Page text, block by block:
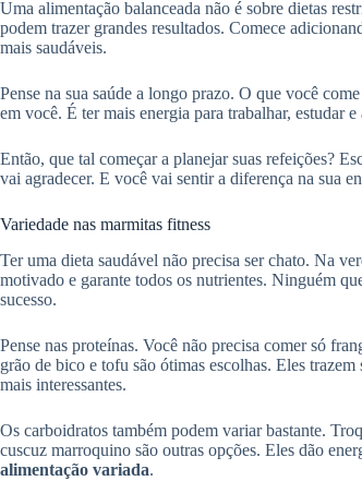
Uma alimentação balanceada não é sobre dietas
podem trazer grandes resultados. Comece
mais saudáveis.
Pense na sua saúde a longo prazo. O que você
em você. É ter mais energia para trabalhar, estudar
Então, que tal começar a planejar suas refeições?
vai agradecer. E você vai sentir a diferença na sua
Variedade nas marmitas fitness
Ter uma dieta saudável não precisa ser chato. Na
motivado e garante todos os nutrientes. Ninguém
sucesso.
Pense nas proteínas. Você não precisa comer só
grão de bico e tofu são ótimas escolhas. Eles
mais interessantes.
Os carboidratos também podem variar bastante.
cuscuz marroquino são outras opções. Eles dão
alimentação variada.